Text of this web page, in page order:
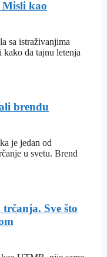
kao
sa istraživanjima
kako da tajnu letenja
brendu
je jedan od
u svetu. Brend
Sve što